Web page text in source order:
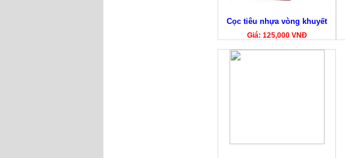
Cọc tiêu nhựa vòng khuyết
Giá: 125,000 VNĐ